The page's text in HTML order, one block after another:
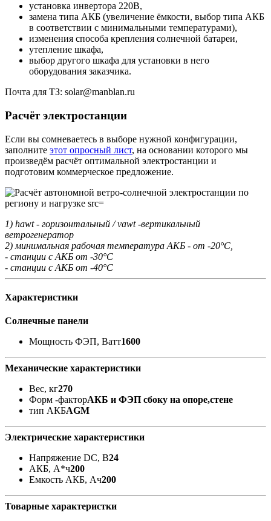
установка инвертора 220В,
замена типа АКБ (увеличение ёмкости, выбор типа АКБ
в соответствии с минимальными температурами),
изменения способа крепления солнечной батареи,
утепление шкафа,
выбор другого шкафа для установки в него
оборудования заказчика.
Почта для ТЗ: solar@manblan.ru
Расчёт электростанции
Если вы сомневаетесь в выборе нужной конфигурации,
заполните этот опросный лист, на основании которого мы
произведём расчёт оптимальной электростанции и
подготовим коммерческое предложение.
1) hawt - горизонтальный / vawt -вертикальный
ветрогенератор
2) минимальная рабочая температура АКБ - от -20°С,
- станции с АКБ от -30°С
- станции с АКБ от -40°С
Характеристики
Солнечные панели
Мощность ФЭП, Ватт1600
Механические характеристики
Вес, кг270
Форм -факторАКБ и ФЭП сбоку на опоре,стене
тип АКБAGM
Электрические характеристики
Напряжение DC, В24
АКБ, А*ч200
Емкость АКБ, Ач200
Товарные характеристки